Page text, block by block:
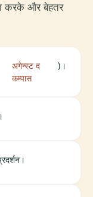
करके और बेहतर
अगेन्स्ट द
कम्पास
)।